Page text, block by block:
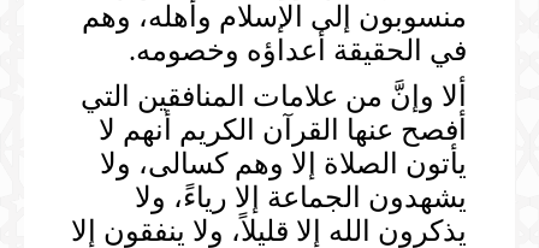
منسوبون إلى الإسلام وأهله، وهم
في الحقيقة أعداؤه وخصومه.
ألا وإنَّ من علامات المنافقين التي
أفصح عنها القرآن الكريم أنهم لا
يأتون الصلاة إلا وهم كسالى، ولا
يشهدون الجماعة إلا رياءً، ولا
يذكرون الله إلا قليلاً، ولا ينفقون إلا